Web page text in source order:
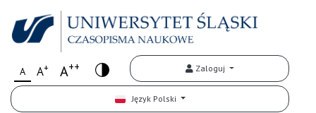
A A+ A++ Zaloguj
Język Polski